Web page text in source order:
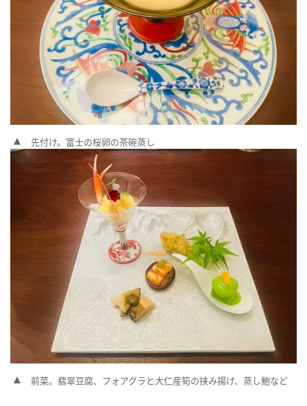
先付け。富士の桜卵の茶碗蒸し
前菜。翡翠豆腐、フォアグラと大仁産筍の挟み揚げ、蒸し鮑など